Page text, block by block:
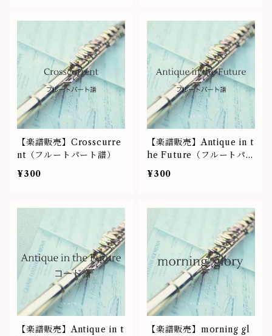
【楽譜販売】Crosscurre
nt（フルートパート譜）
¥300
【楽譜販売】Antique in t
he Future（フルートパー
ト譜）
¥300
【楽譜販売】Antique in t
【楽譜販売】morning gl